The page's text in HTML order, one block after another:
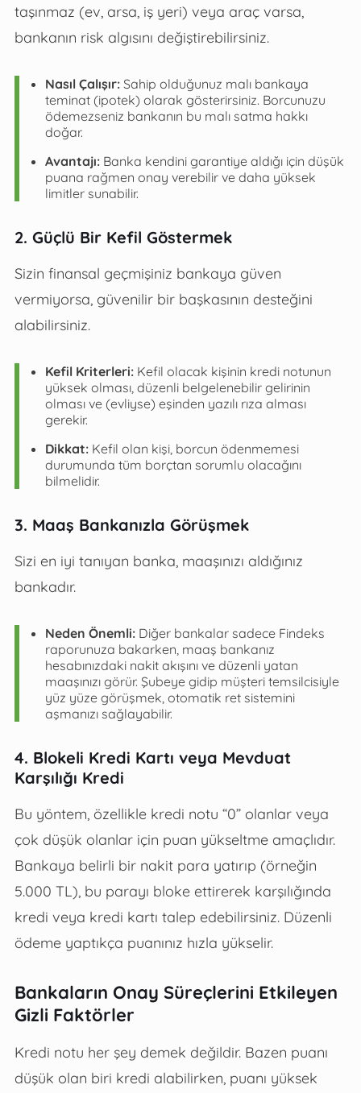
taşınmaz (ev, arsa, iş yeri) veya araç varsa,
bankanın risk algısını değiştirebilirsiniz.
Nasıl Çalışır:Sahip olduğunuz malı bankaya
teminat (ipotek) olarak gösterirsiniz. Borcunuzu
ödemezseniz bankanın bu malı satma hakkı
doğar.
Avantajı:Banka kendini garantiye aldığı için düşük
puana rağmen onay verebilir ve daha yüksek
limitler sunabilir.
2. Güçlü Bir Kefil Göstermek
Sizin finansal geçmişiniz bankaya güven
vermiyorsa, güvenilir bir başkasının desteğini
alabilirsiniz.
Kefil Kriterleri:Kefil olacak kişinin kredi notunun
yüksek olması, düzenli belgelenebilir gelirinin
olması ve (evliyse) eşinden yazılı rıza alması
gerekir.
Dikkat:Kefil olan kişi, borcun ödenmemesi
durumunda tüm borçtan sorumlu olacağını
bilmelidir.
3. Maaş Bankanızla Görüşmek
Sizi en iyi tanıyan banka, maaşınızı aldığınız
bankadır.
Neden Önemli:Diğer bankalar sadece Findeks
raporunuza bakarken, maaş bankanız
hesabınızdaki nakit akışını ve düzenli yatan
maaşınızı görür. Şubeye gidip müşteri temsilcisiyle
yüz yüze görüşmek, otomatik ret sistemini
aşmanızı sağlayabilir.
4. Blokeli Kredi Kartı veya Mevduat
Karşılığı Kredi
Bu yöntem, özellikle kredi notu “0” olanlar veya
çok düşük olanlar için puan yükseltme amaçlıdır.
Bankaya belirli bir nakit para yatırıp (örneğin
5.000 TL), bu parayı bloke ettirerek karşılığında
kredi veya kredi kartı talep edebilirsiniz. Düzenli
ödeme yaptıkça puanınız hızla yükselir.
Bankaların Onay Süreçlerini Etkileyen
Gizli Faktörler
Kredi notu her şey demek değildir. Bazen puanı
düşük olan biri kredi alabilirken, puanı yüksek